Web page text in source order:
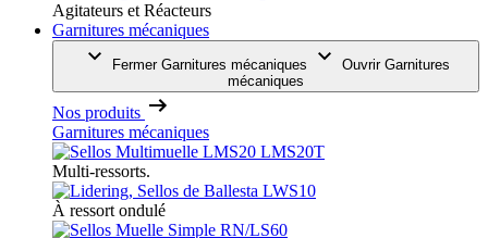
Agitateurs et Réacteurs
Garnitures mécaniques
Fermer Garnitures mécaniques
Ouvrir Garnitures
mécaniques
Nos produits
Garnitures mécaniques
Multi-ressorts.
À ressort ondulé